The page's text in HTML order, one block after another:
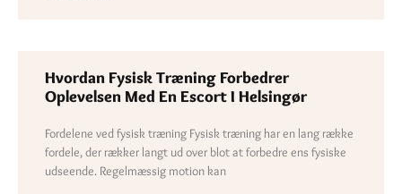
Hvordan Fysisk Træning Forbedrer
Oplevelsen Med En Escort I Helsingør
Fordelene ved fysisk træning Fysisk træning har en lang række
fordele, der rækker langt ud over blot at forbedre ens fysiske
udseende. Regelmæssig motion kan